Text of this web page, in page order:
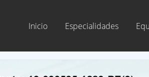
Inicio Especialidades